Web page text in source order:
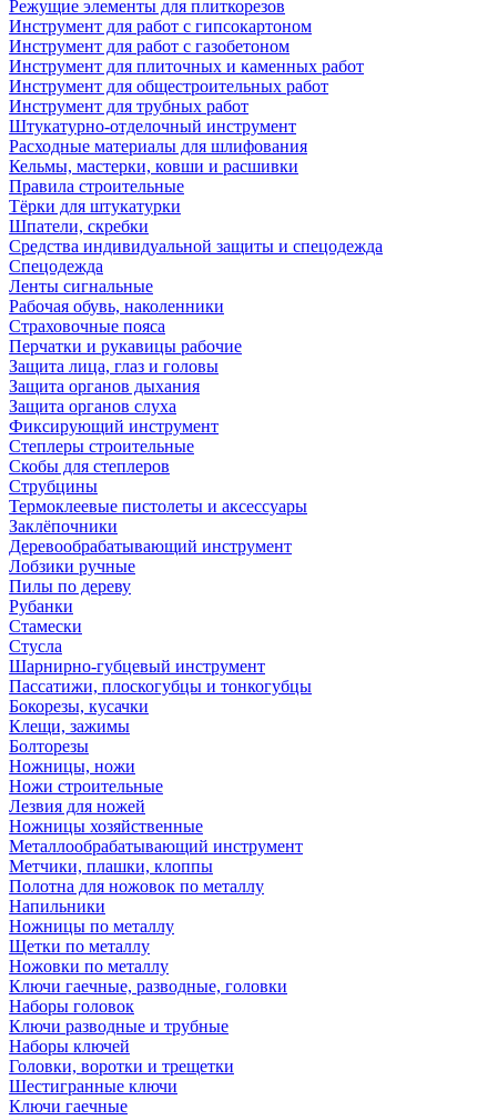
Режущие элементы для плиткорезов
Инструмент для работ с гипсокартоном
Инструмент для работ с газобетоном
Инструмент для плиточных и каменных работ
Инструмент для общестроительных работ
Инструмент для трубных работ
Штукатурно-отделочный инструмент
Расходные материалы для шлифования
Кельмы, мастерки, ковши и расшивки
Правила строительные
Тёрки для штукатурки
Шпатели, скребки
Средства индивидуальной защиты и спецодежда
Спецодежда
Ленты сигнальные
Рабочая обувь, наколенники
Страховочные пояса
Перчатки и рукавицы рабочие
Защита лица, глаз и головы
Защита органов дыхания
Защита органов слуха
Фиксирующий инструмент
Степлеры строительные
Скобы для степлеров
Струбцины
Термоклеевые пистолеты и аксессуары
Заклёпочники
Деревообрабатывающий инструмент
Лобзики ручные
Пилы по дереву
Рубанки
Стамески
Стусла
Шарнирно-губцевый инструмент
Пассатижи, плоскогубцы и тонкогубцы
Бокорезы, кусачки
Клещи, зажимы
Болторезы
Ножницы, ножи
Ножи строительные
Лезвия для ножей
Ножницы хозяйственные
Металлообрабатывающий инструмент
Метчики, плашки, клоппы
Полотна для ножовок по металлу
Напильники
Ножницы по металлу
Щетки по металлу
Ножовки по металлу
Ключи гаечные, разводные, головки
Наборы головок
Ключи разводные и трубные
Наборы ключей
Головки, воротки и трещетки
Шестигранные ключи
Ключи гаечные